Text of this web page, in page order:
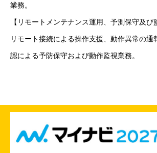
業務。
【リモートメンテナンス運用、予測保守及び
リモート接続による操作支援、動作異常の通
認による予防保守および動作監視業務。